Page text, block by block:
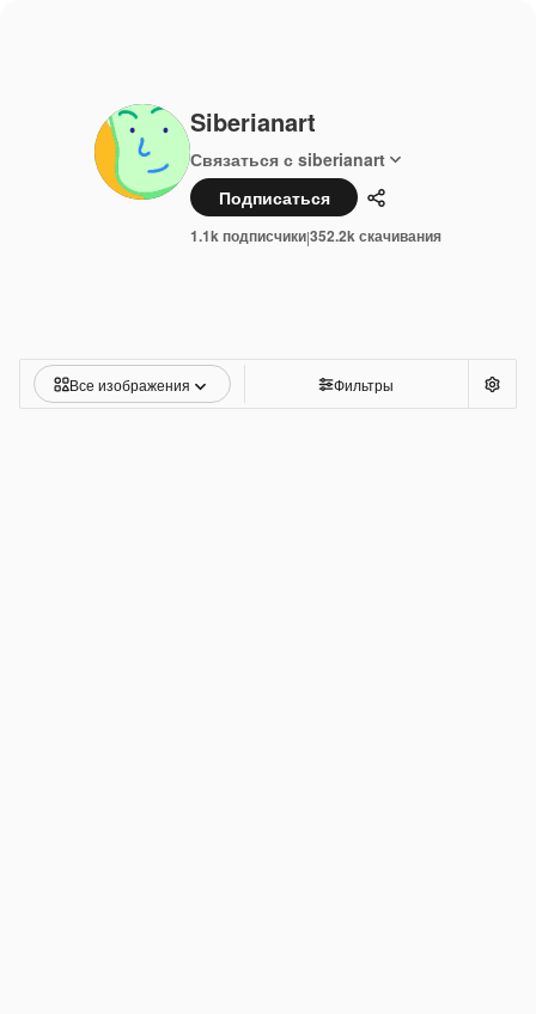
Siberianart
Связаться с siberianart
Подписаться
Поделиться
1.1k подписчики|352.2k скачивания
Все изображения Фильтры